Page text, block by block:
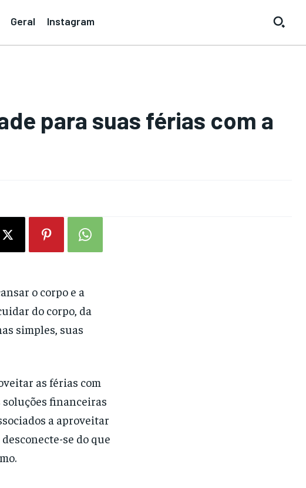
Geral Instagram
para suas férias com a
o corpo e a
do corpo, da
simples, suas
as férias com
financeiras
a aproveitar
se do que